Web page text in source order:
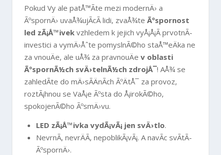
Pokud Vy ale patÅ™Ã­te mezi modernÄ› a
ÃºspornÄ› uvaÅ¾ujÃ­cÃ­ lidi, zvaÅ¾te Ãºspornost
led zÃ¡Å™ivek vzhledem k jejich vyÅ¡Å¡Ã­ prvotnÃ­
investici a vymÄ›Åˆte pomyslnÃ©ho staÅ™eÄka ne
za vnouÄe, ale uÅ¾ za pravnouÄe v oblasti
ÃºspornÃ½ch svÄ›telnÃ½ch zdrojÅ¯! AÅ¾ se
zahledÃ­te do mÄ›sÃ­ÄnÃ­ch ÃºÄtÅ¯ za provoz,
roztÃ¡hnou se VaÅ¡e Ãºsta do Å¡irokÃ©ho,
spokojenÃ©ho ÃºsmÄ›vu.
LED zÃ¡Å™ivka vydÃ¡vÃ¡ jen svÄ›tlo.
NevrnÃ­, nevrÄÃ­, nepoblikÃ¡vÃ¡. A navÃ­c svÃ­tÃ­
ÃºspornÄ›.